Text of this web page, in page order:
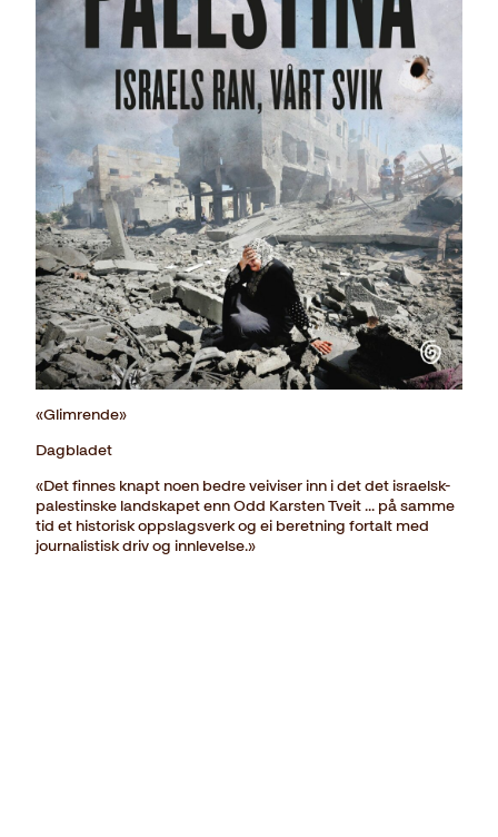
«Glimrende»
Dagbladet
«Det finnes knapt noen bedre veiviser inn i det det israelsk-
palestinske landskapet enn Odd Karsten Tveit ... på samme
tid et historisk oppslagsverk og ei beretning fortalt med
journalistisk driv og innlevelse.»